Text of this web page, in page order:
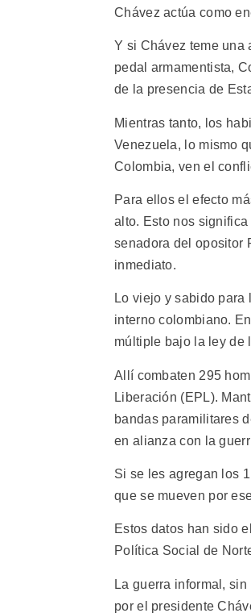
Chávez actúa como
Y si Chávez teme una
pedal armamentista,
de la presencia de
Mientras tanto, los
Venezuela, lo mismo
Colombia, ven el
Para ellos el efecto
alto. Esto nos
senadora del opositor
inmediato.
Lo viejo y sabido
interno colombiano.
múltiple bajo la ley de
Allí combaten 295
Liberación (EPL).
bandas paramilitares
en alianza con la
Si se les agregan los
que se mueven por
Estos datos han sido
Política Social de
La guerra informal,
por el presidente